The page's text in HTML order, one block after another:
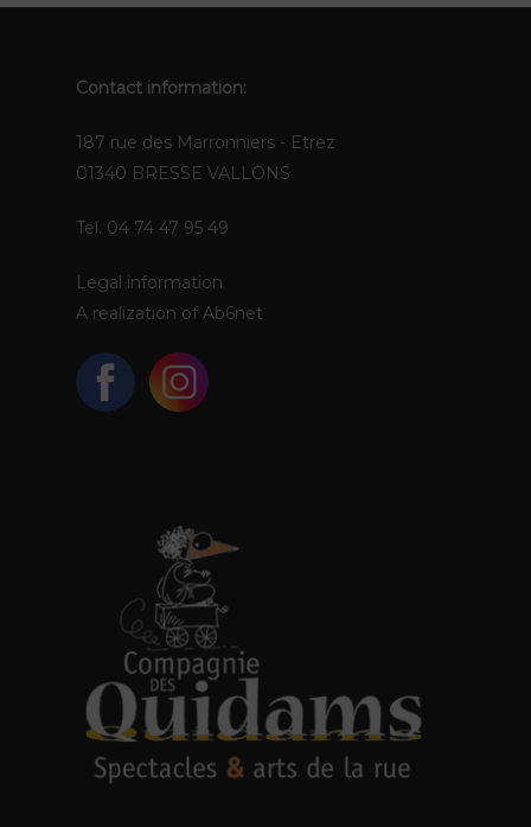
Contact information:
187 rue des Marronniers - Etrez
01340 BRESSE VALLONS
Tel. 04 74 47 95 49
Legal information
A realization of Ab6net